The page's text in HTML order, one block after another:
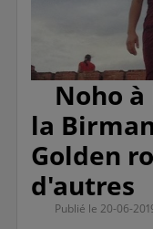
Noho
la
Golden
d'autres
Publié le 20-06-